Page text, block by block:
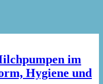
im
Hygiene und